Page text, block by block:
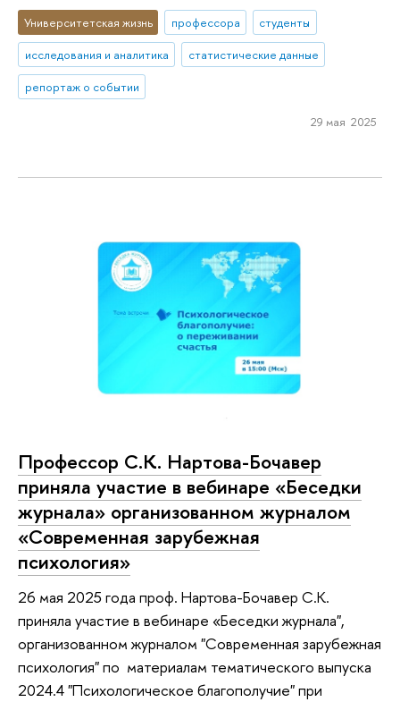
Университетская жизнь профессора
студенты
исследования и аналитика
статистические данные
репортаж о событии
29 мая 2025
Профессор С.К. Нартова-Бочавер
приняла участие в вебинаре «Беседки
журнала» организованном журналом
«Современная зарубежная
психология»
26 мая 2025 года проф. Нартова-Бочавер С.К.
приняла участие в вебинаре «Беседки журнала",
организованном журналом "Современная зарубежная
психология" по материалам тематического выпуска
2024.4 "Психологическое благополучие" при